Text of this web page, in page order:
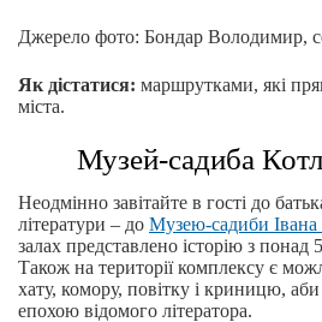
Джерело фото: Бондар Володимир,
Як дістатися: маршрутками, які
міста.
Музей-садиба
Неодмінно завітайте в гості до
літератури – до Музею-садиби Івана
залах представлено історію з понад
Також на території комплексу є
хату, комору, повітку і криницю,
епохою відомого літератора.